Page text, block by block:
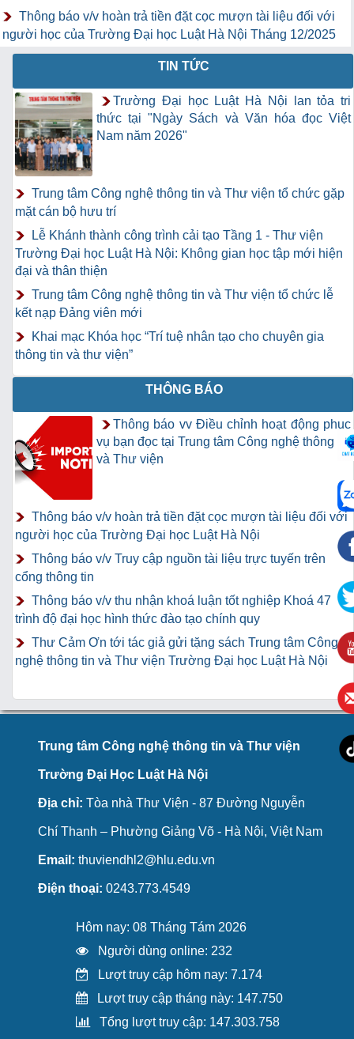
Thông báo v/v hoàn trả tiền đặt cọc mượn tài liệu đối với
người học của Trường Đại học Luật Hà Nội Tháng 12/2025
TIN TỨC
Trường Đại học Luật Hà Nội lan tỏa tri
thức tại "Ngày Sách và Văn hóa đọc Việt
Nam năm 2026"
Trung tâm Công nghệ thông tin và Thư viện tổ chức gặp
mặt cán bộ hưu trí
Lễ Khánh thành công trình cải tạo Tầng 1 - Thư viện
Trường Đại học Luật Hà Nội: Không gian học tập mới hiện
đại và thân thiện
Trung tâm Công nghệ thông tin và Thư viện tổ chức lễ
kết nạp Đảng viên mới
Khai mạc Khóa học “Trí tuệ nhân tạo cho chuyên gia
thông tin và thư viện”
THÔNG BÁO
Thông báo vv Điều chỉnh hoạt động phục
vụ bạn đọc tại Trung tâm Công nghệ thông tin
và Thư viện
Thông báo v/v hoàn trả tiền đặt cọc mượn tài liệu đối với
người học của Trường Đại học Luật Hà Nội
Thông báo v/v Truy cập nguồn tài liệu trực tuyến trên
cổng thông tin
Thông báo v/v thu nhận khoá luận tốt nghiệp Khoá 47
trình độ đại học hình thức đào tạo chính quy
Thư Cảm Ơn tới tác giả gửi tặng sách Trung tâm Công
nghệ thông tin và Thư viện Trường Đại học Luật Hà Nội
Trung tâm Công nghệ thông tin và Thư viện
Trường Đại Học Luật Hà Nội
Địa chỉ: Tòa nhà Thư Viện - 87 Đường Nguyễn
Chí Thanh – Phường Giảng Võ - Hà Nội, Việt Nam
Email: thuviendhl2@hlu.edu.vn
Điện thoại: 0243.773.4549
Hôm nay: 08 Tháng Tám 2026
Người dùng online: 232
Lượt truy cập hôm nay: 7.174
Lượt truy cập tháng này: 147.750
Tổng lượt truy cập: 147.303.758